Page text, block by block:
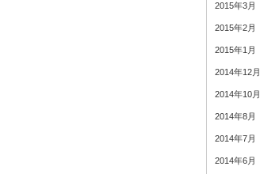
2015年3月
2015年2月
2015年1月
2014年12月
2014年10月
2014年8月
2014年7月
2014年6月